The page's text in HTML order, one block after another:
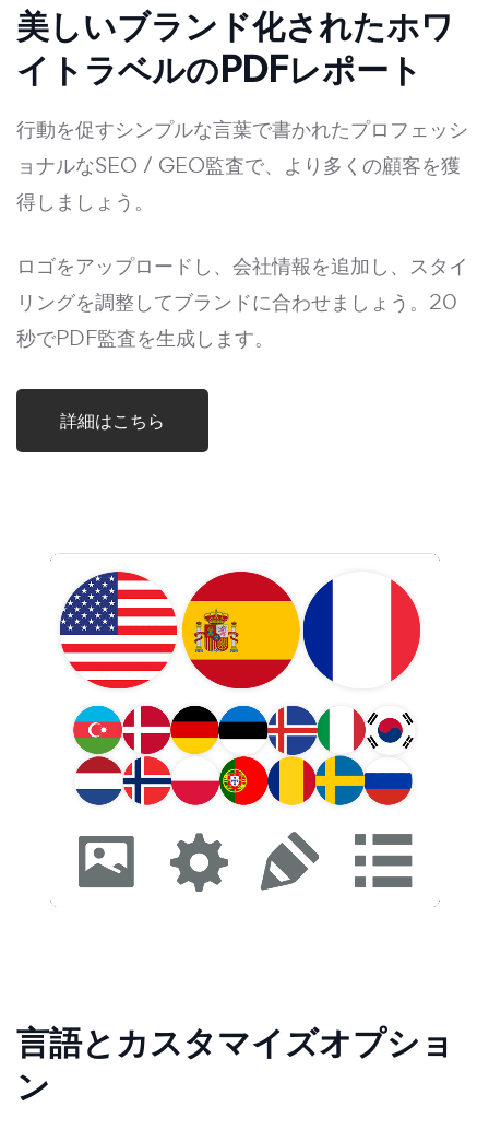
美しいブランド化されたホワ
イトラベルのPDFレポート
行動を促すシンプルな言葉で書かれたプロフェッシ
ョナルなSEO / GEO監査で、より多くの顧客を獲
得しましょう。
ロゴをアップロードし、会社情報を追加し、スタイ
リングを調整してブランドに合わせましょう。20
秒でPDF監査を生成します。
詳細はこちら
言語とカスタマイズオプショ
ン